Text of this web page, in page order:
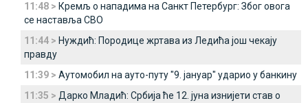
11:48 > Кремљ о нападима на Санкт Петербург: Због овога
се наставља СВО
11:44 > Нуждић: Породице жртава из Ледића још чекају
правду
11:39 > Аутомобил на ауто-путу "9. јануар" ударио у банкину
11:35 > Дарко Младић: Србија ће 12. јуна изнијети став о